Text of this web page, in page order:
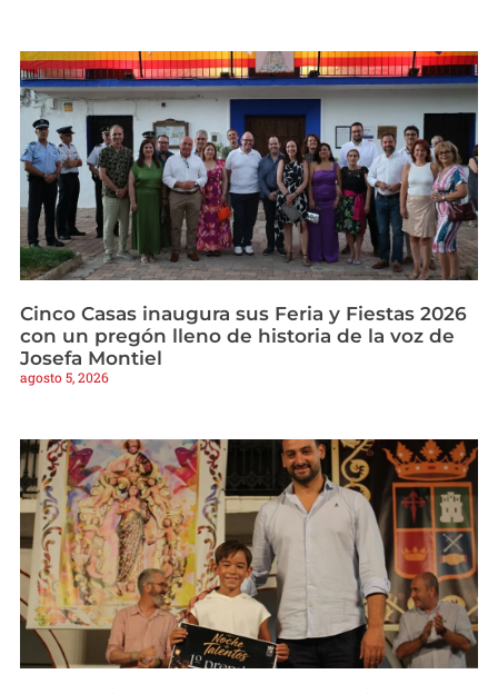
Cinco Casas inaugura sus Feria y Fiestas 2026
con un pregón lleno de historia de la voz de
Josefa Montiel
agosto 5, 2026